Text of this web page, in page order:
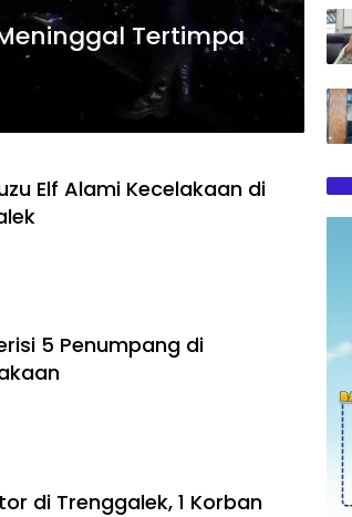
Tertimpa
Elf Alami Kecelakaan di
5 Penumpang di
di Trenggalek, 1 Korban